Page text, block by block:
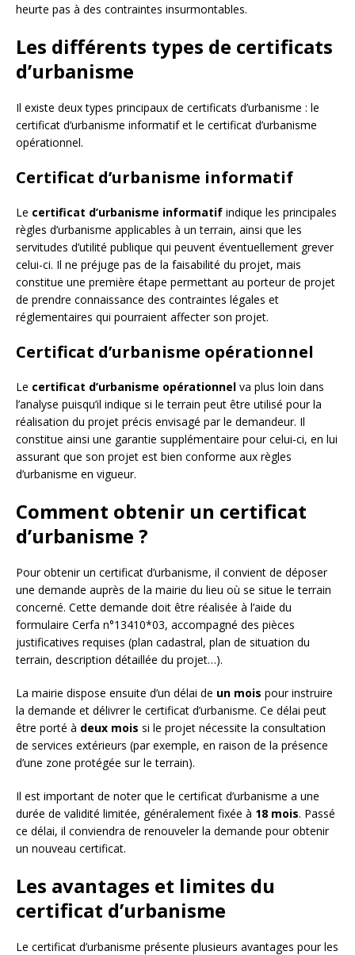
heurte pas à des contraintes insurmontables.
Les différents types de certificats
d’urbanisme
Il existe deux types principaux de certificats d’urbanisme : le
certificat d’urbanisme informatif et le certificat d’urbanisme
opérationnel.
Certificat d’urbanisme informatif
Le certificat d’urbanisme informatif indique les principales
règles d’urbanisme applicables à un terrain, ainsi que les
servitudes d’utilité publique qui peuvent éventuellement grever
celui-ci. Il ne préjuge pas de la faisabilité du projet, mais
constitue une première étape permettant au porteur de projet
de prendre connaissance des contraintes légales et
réglementaires qui pourraient affecter son projet.
Certificat d’urbanisme opérationnel
Le certificat d’urbanisme opérationnel va plus loin dans
l’analyse puisqu’il indique si le terrain peut être utilisé pour la
réalisation du projet précis envisagé par le demandeur. Il
constitue ainsi une garantie supplémentaire pour celui-ci, en lui
assurant que son projet est bien conforme aux règles
d’urbanisme en vigueur.
Comment obtenir un certificat
d’urbanisme ?
Pour obtenir un certificat d’urbanisme, il convient de déposer
une demande auprès de la mairie du lieu où se situe le terrain
concerné. Cette demande doit être réalisée à l’aide du
formulaire Cerfa n°13410*03, accompagné des pièces
justificatives requises (plan cadastral, plan de situation du
terrain, description détaillée du projet…).
La mairie dispose ensuite d’un délai de un mois pour instruire
la demande et délivrer le certificat d’urbanisme. Ce délai peut
être porté à deux mois si le projet nécessite la consultation
de services extérieurs (par exemple, en raison de la présence
d’une zone protégée sur le terrain).
Il est important de noter que le certificat d’urbanisme a une
durée de validité limitée, généralement fixée à 18 mois. Passé
ce délai, il conviendra de renouveler la demande pour obtenir
un nouveau certificat.
Les avantages et limites du
certificat d’urbanisme
Le certificat d’urbanisme présente plusieurs avantages pour les